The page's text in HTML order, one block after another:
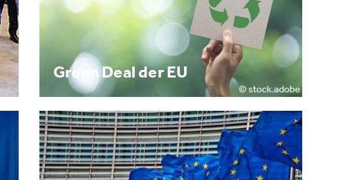
Green Deal der EU